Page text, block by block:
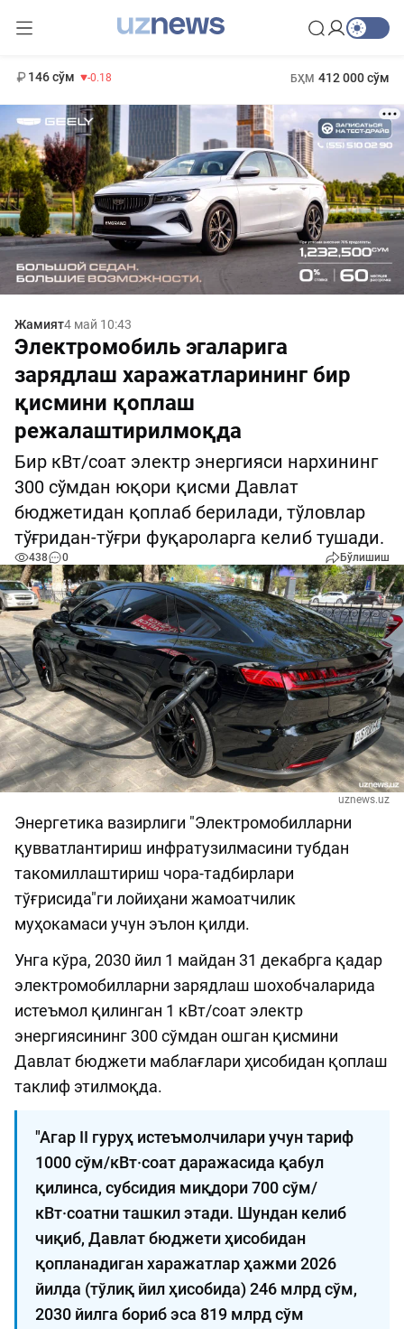
146 сўм -0.18 БҲМ 412 000 сўм
Жамият4 май 10:43
Электромобиль эгаларига
зарядлаш харажатларининг бир
қисмини қоплаш
режалаштирилмоқда
Бир кВт/соат электр энергияси нархининг
300 сўмдан юқори қисми Давлат
бюджетидан қоплаб берилади, тўловлар
тўғридан-тўғри фуқароларга келиб тушади.
438 0 Бўлишиш
uznews.uz
Энергетика вазирлиги "Электромобилларни
қувватлантириш инфратузилмасини тубдан
такомиллаштириш чора-тадбирлари
тўғрисида"ги лойиҳани жамоатчилик
муҳокамаси учун эълон қилди.
Унга кўра, 2030 йил 1 майдан 31 декабрга қадар
электромобилларни зарядлаш шохобчаларида
истеъмол қилинган 1 кВт/соат электр
энергиясининг 300 сўмдан ошган қисмини
Давлат бюджети маблағлари ҳисобидан қоплаш
таклиф этилмоқда.
"Агар II гуруҳ истеъмолчилари учун тариф
1000 сўм/кВт·соат даражасида қабул
қилинса, субсидия миқдори 700 сўм/
кВт·соатни ташкил этади. Шундан келиб
чиқиб, Давлат бюджети ҳисобидан
қопланадиган харажатлар ҳажми 2026
йилда (тўлиқ йил ҳисобида) 246 млрд сўм,
2030 йилга бориб эса 819 млрд сўм